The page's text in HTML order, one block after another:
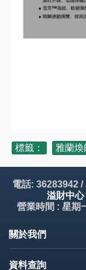
標籤： 雅蘭煥
電話: 36283942 /
溢財中
營業時間 : 星期
關於我們
資料查詢